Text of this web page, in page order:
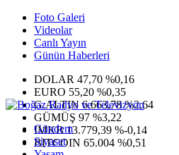
Foto Galeri
Videolar
Canlı Yayın
Günün Haberleri
DOLAR 47,70 %0,16
EURO 55,20 %0,35
G.ALTIN6.663,78 %2,64
GÜMÜŞ 97 %3,22
IMKB13.779,39 %-0,14
BITCOIN 65.004 %0,51
Gündem
Siyaset